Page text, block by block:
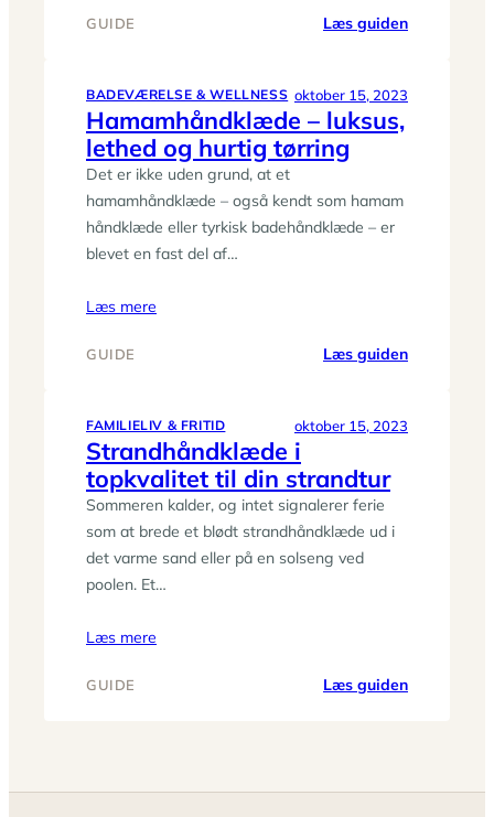
GUIDE Læs guiden:
BADEVÆRELSE & WELLNESS oktober 15, 2023
Hamamhåndklæde – luksus,
lethed og hurtig tørring
Det er ikke uden grund, at et
hamamhåndklæde – også kendt som hamam
håndklæde eller tyrkisk badehåndklæde – er
blevet en fast del af…
Læs mere
GUIDE Læs guiden:
FAMILIELIV & FRITID oktober 15, 2023
Strandhåndklæde i
topkvalitet til din strandtur
Sommeren kalder, og intet signalerer ferie
som at brede et blødt strandhåndklæde ud i
det varme sand eller på en solseng ved
poolen. Et…
Læs mere
GUIDE Læs guiden: